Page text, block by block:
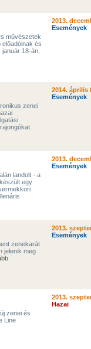
művészetek
és
18-án,
2013.
Események
zenei
2014. április
Események
landolt - a
egy
2013.
Események
zenekarát
jelenik meg
2013.
Események
zenei és
Line
2013.
Hazai